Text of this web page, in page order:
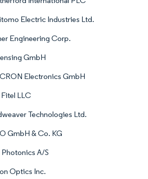
Electric Industries Ltd.
Engineering Corp.
GmbH
Electronics GmbH
LLC
Technologies Ltd.
GmbH & Co. KG
Photonics A/S
Optics Inc.